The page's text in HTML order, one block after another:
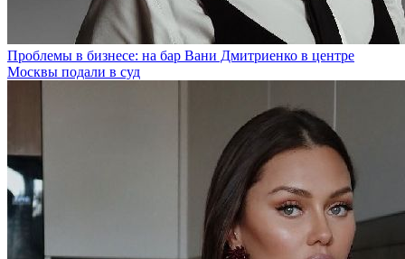
Проблемы в бизнесе: на бар Вани Дмитриенко в центре
Москвы подали в суд